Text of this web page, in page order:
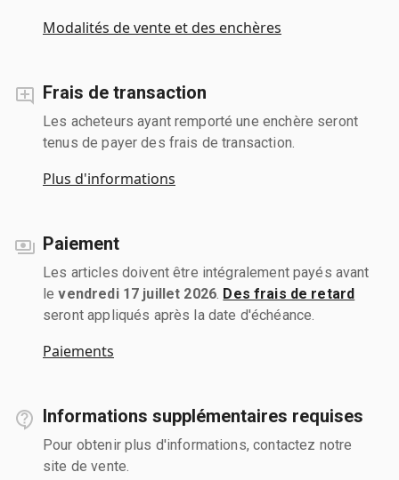
Modalités de vente et des enchères
Frais de transaction
Les acheteurs ayant remporté une enchère seront
tenus de payer des frais de transaction.
Plus d'informations
Paiement
Les articles doivent être intégralement payés avant
levendredi 17 juillet 2026 Des frais de retard
seront appliqués après la date d'échéance.
Paiements
Informations supplémentaires requises
Pour obtenir plus d'informations, contactez notre
site de vente.